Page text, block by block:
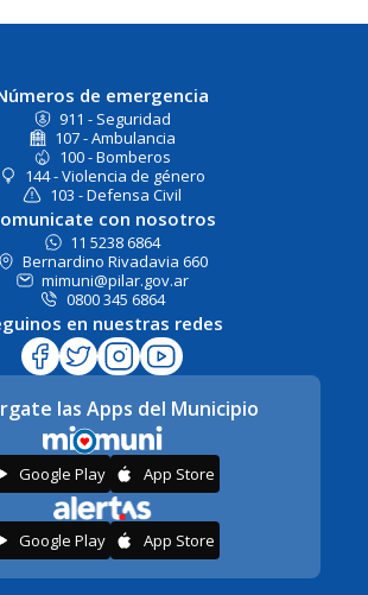
de emergencia
911 - Seguridad
107 - Ambulancia
100 - Bomberos
144 - Violencia de género
103 - Defensa Civil
con nosotros
11 5238 6864
Bernardino Rivadavia 660
mimuni@pilar.gov.ar
0800 345 6864
en nuestras redes
las Apps del Municipio
Google Play App Store
Google Play App Store